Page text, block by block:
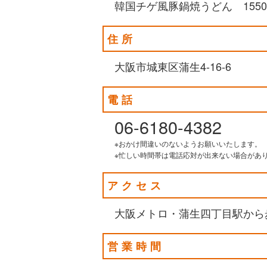
韓国チゲ風豚鍋焼うどん
住所
大阪市城東区蒲生4-16-6
電話
06-6180-4382
※おかけ間違いのないようお願いいたします。
※忙しい時間帯は電話応対が出来ない場合があり
アクセス
大阪メトロ・蒲生四丁目駅か
営業時間